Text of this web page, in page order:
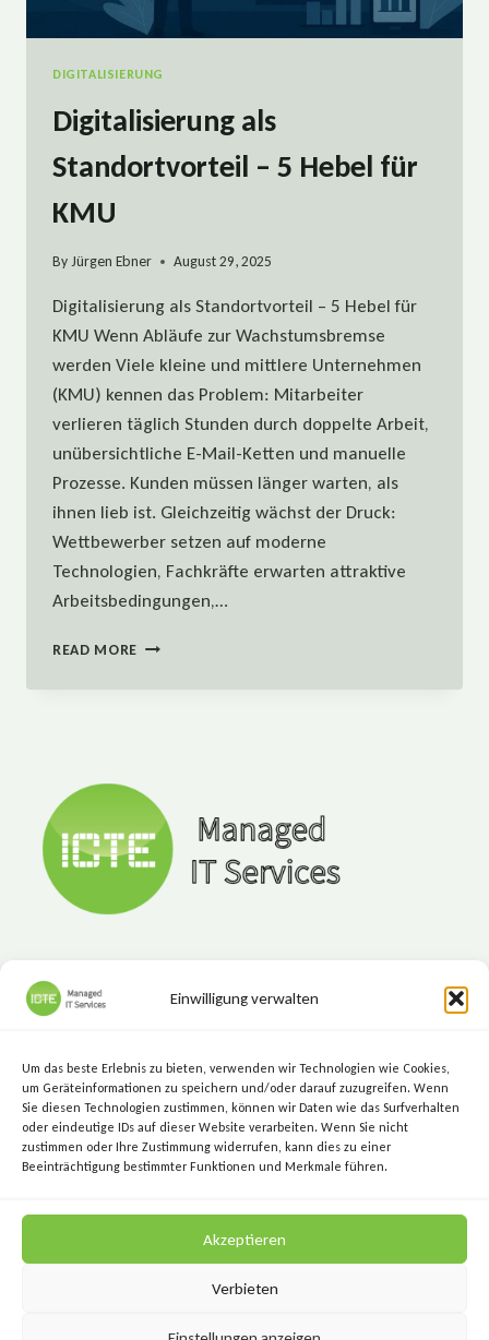
Einwilligung verwalten
Um das beste Erlebnis zu bieten, verwenden wir Technologien wie Cookies,
um Geräteinformationen zu speichern und/oder darauf zuzugreifen. Wenn
Sie diesen Technologien zustimmen, können wir Daten wie das Surfverhalten
oder eindeutige IDs auf dieser Website verarbeiten. Wenn Sie nicht
zustimmen oder Ihre Zustimmung widerrufen, kann dies zu einer
Beeinträchtigung bestimmter Funktionen und Merkmale führen.
Akzeptieren
Verbieten
DIGITALISIERUNG
Digitalisierung als
Standortvorteil – 5 Hebel für
KMU
ByJürgen Ebner August 29, 2025
Digitalisierung als Standortvorteil – 5 Hebel für
KMU Wenn Abläufe zur Wachstumsbremse
werden Viele kleine und mittlere Unternehmen
(KMU) kennen das Problem: Mitarbeiter
verlieren täglich Stunden durch doppelte Arbeit,
unübersichtliche E-Mail-Ketten und manuelle
Prozesse. Kunden müssen länger warten, als
ihnen lieb ist. Gleichzeitig wächst der Druck:
Wettbewerber setzen auf moderne
Technologien, Fachkräfte erwarten attraktive
Arbeitsbedingungen,…
READ MORE DIGITALISIERUNG
KMU
Marktgasse 7, 8720 Knittelfeld
+43 (3512) 209 00
info@icte.biz
KEEP IT SIMPLE.